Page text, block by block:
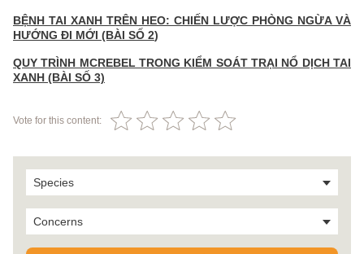
BỆNH TAI XANH TRÊN HEO: CHIẾN LƯỢC PHÒNG NGỪA VÀ
HƯỚNG ĐI MỚI (BÀI SỐ 2)
QUY TRÌNH MCREBEL TRONG KIỂM SOÁT TRẠI NỔ DỊCH TAI
XANH (BÀI SỐ 3)
Vote for this content:
Species
Concerns